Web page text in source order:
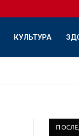
КУЛЬТУРА